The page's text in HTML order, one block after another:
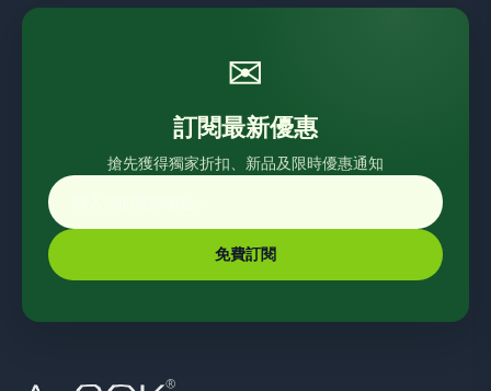
✉
訂閱最新優惠
搶先獲得獨家折扣、新品及限時優惠通知
免費訂閱